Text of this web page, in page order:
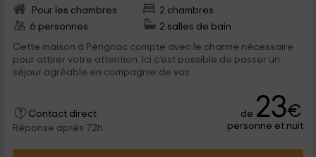
Pour les chambres
2 chambres
6 personnes
2 salles de bain
Cette maison à Pérignac compte avec le charme nécessaire
pour attirer votre attention. Ici c’est possible de passer un
séjour agréable en compagnie de vos...
Contact direct
Réponse après 72h
de 23€
personne et nuit